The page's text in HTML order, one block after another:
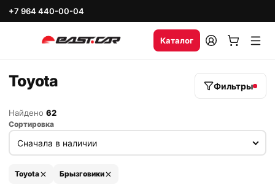
+7 964 440-00-04
Каталог
Toyota Фильтры
Найдено 62
Сортировка
Toyota Брызговики